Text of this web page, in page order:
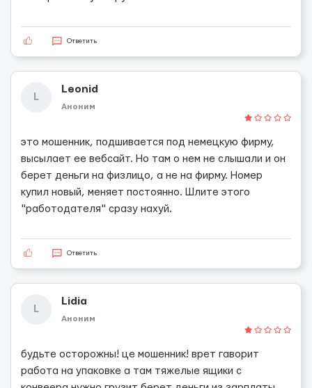
Ответить
L
Leonid
Аноним
это мошенник, подшивается под немецкую фирму,
высылает ее вебсайт. Но там о нем не слышали и он
берет деньги на физлицо, а не на фирму. Номер
купил новый, меняет постоянно. Шлите этого
"работодателя" сразу наxyй.
Ответить
L
Lidia
Аноним
будьте осторожны! це мошенник! врет гаворит
работа на упаковке а там тяжелые ящики с